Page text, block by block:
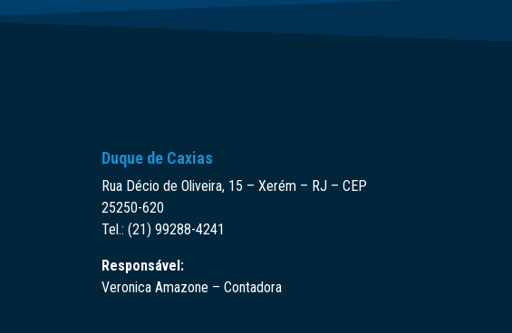
Duque de Caxias
Rua Décio de Oliveira, 15 – Xerém – RJ – CEP
25250-620
Tel.: (21) 99288-4241
Responsável:
Veronica Amazone – Contadora